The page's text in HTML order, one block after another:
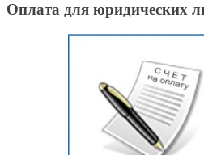
Оплата для юридических